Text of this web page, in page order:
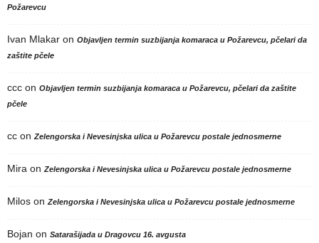
Požarevcu
Ivan Mlakar on Objavljen termin suzbijanja komaraca u Požarevcu, pčelari da
zaštite pčele
ccc on Objavljen termin suzbijanja komaraca u Požarevcu, pčelari da zaštite
pčele
cc on Zelengorska i Nevesinjska ulica u Požarevcu postale jednosmerne
Mira on Zelengorska i Nevesinjska ulica u Požarevcu postale jednosmerne
Milos on Zelengorska i Nevesinjska ulica u Požarevcu postale jednosmerne
Bojan on Satarašijada u Dragovcu 16. avgusta